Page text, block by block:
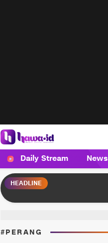
HAWA
Haluan Wanita Indonesia
Daily Stream News
HEADLINE
#PERANG